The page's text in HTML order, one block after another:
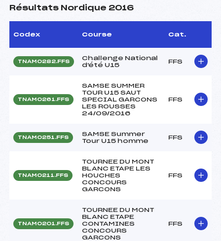
Résultats Nordique 2016
Codex Course Cat.
TNAM0282.FFS
Challenge National
d'été U15
FFS
TNAM0261.FFS
SAMSE SUMMER
TOUR U15 SAUT
SPECIAL GARCONS
LES ROUSSES
24/09/2016
FFS
TNAM0251.FFS
SAMSE Summer
Tour U15 homme
FFS
TNAM0211.FFS
TOURNEE DU MONT
BLANC ETAPE LES
HOUCHES
CONCOURS
GARCONS
FFS
TNAM0201.FFS
TOURNEE DU MONT
BLANC ETAPE
CONTAMINES
CONCOURS
GARCONS
FFS